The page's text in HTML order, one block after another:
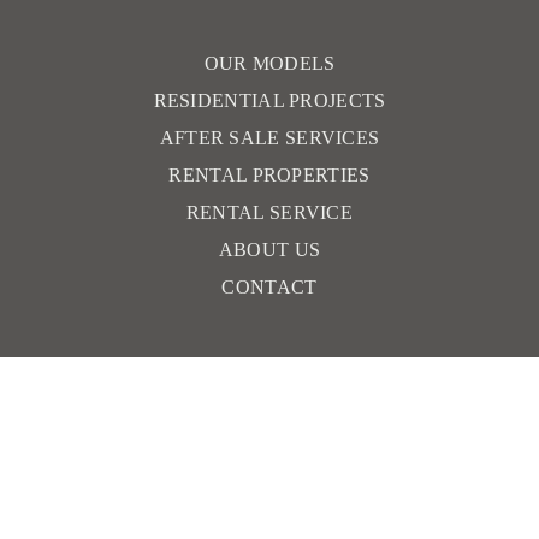
OUR MODELS
RESIDENTIAL PROJECTS
AFTER SALE SERVICES
RENTAL PROPERTIES
RENTAL SERVICE
ABOUT US
CONTACT